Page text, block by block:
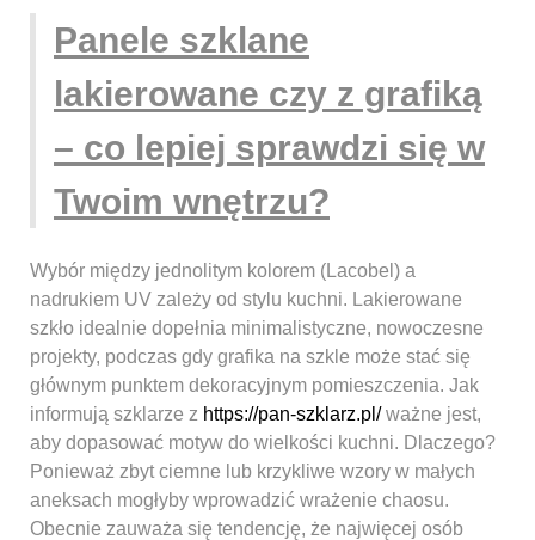
Panele szklane
lakierowane czy z grafiką
– co lepiej sprawdzi się w
Twoim wnętrzu?
Wybór między jednolitym kolorem (Lacobel) a
nadrukiem UV zależy od stylu kuchni. Lakierowane
szkło idealnie dopełnia minimalistyczne, nowoczesne
projekty, podczas gdy grafika na szkle może stać się
głównym punktem dekoracyjnym pomieszczenia. Jak
informują szklarze z https://pan-szklarz.pl/ważne jest,
aby dopasować motyw do wielkości kuchni. Dlaczego?
Ponieważ zbyt ciemne lub krzykliwe wzory w małych
aneksach mogłyby wprowadzić wrażenie chaosu.
Obecnie zauważa się tendencję, że najwięcej osób